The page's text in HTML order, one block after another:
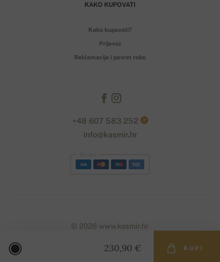
230,90 € KUPI
KAKO KUPOVATI
Kako kupovati?
Prijevoz
Reklamacije i povrat robe
+48 607 583 252 ?
info@kasmir.hr
© 2026 www.kasmir.hr
naum. | Powered by .